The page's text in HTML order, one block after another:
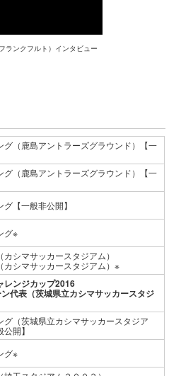
ランクフルト）インタビュー
グ（鹿島アントラーズグラウンド）【一
グ（鹿島アントラーズグラウンド）【一
グ【一般非公開】
グ※
カシマサッカースタジアム）
カシマサッカースタジアム）※
レンジカップ2016
代表（茨城県立カシマサッカースタジ
グ（茨城県立カシマサッカースタジア
開】
グ※